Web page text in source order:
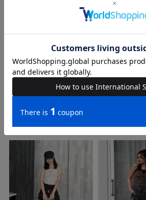
【HEISEI CORE/平成コア】ホ
ルトップス
品番
64621224
COORDINATE